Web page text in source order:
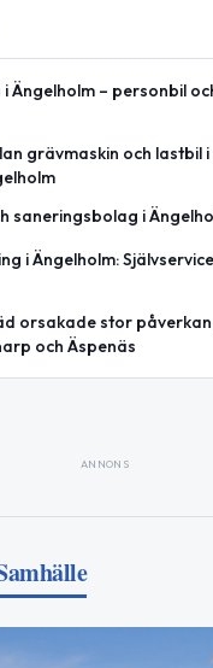
Ängelholm – personbil
grävmaskin och lastbil
saneringsbolag i
i Ängelholm:
orsakade stor påverkan
och Äspenäs
ANNONS